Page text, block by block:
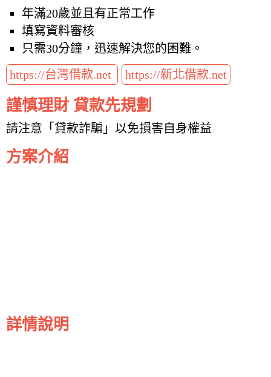
年滿20歲並且有正常工作
填寫資料審核
只需30分鐘，迅速解決您的困難。
https://台灣借款.net
https://新北借款.net
謹慎理財 貸款先規劃
請注意「貸款詐騙」以免損害自身權益
方案介紹
詳情說明